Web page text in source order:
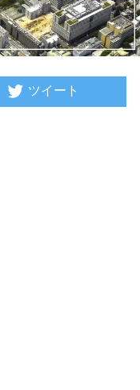
ツイート